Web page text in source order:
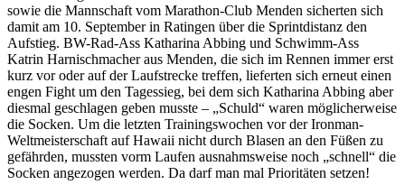
sowie die Mannschaft vom Marathon-Club Menden sicherten sich
damit am 10. September in Ratingen über die Sprintdistanz den
Aufstieg. BW-Rad-Ass Katharina Abbing und Schwimm-Ass
Katrin Harnischmacher aus Menden, die sich im Rennen immer erst
kurz vor oder auf der Laufstrecke treffen, lieferten sich erneut einen
engen Fight um den Tagessieg, bei dem sich Katharina Abbing aber
diesmal geschlagen geben musste – „Schuld“ waren möglicherweise
die Socken. Um die letzten Trainingswochen vor der Ironman-
Weltmeisterschaft auf Hawaii nicht durch Blasen an den Füßen zu
gefährden, mussten vorm Laufen ausnahmsweise noch „schnell“ die
Socken angezogen werden. Da darf man mal Prioritäten setzen!